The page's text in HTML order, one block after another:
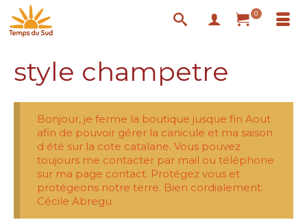
0
style champetre
Bonjour, je ferme la boutique jusque fin Aout
afin de pouvoir gérer la canicule et ma saison
d été sur la cote catalane. Vous pouvez
toujours me contacter par mail ou téléphone
sur ma page contact. Protégez vous et
protégeons notre terre. Bien cordialement.
Cécile Abregu